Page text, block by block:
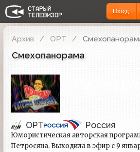
Вход
Архив ОРТ
Смехопанорама
ОРТ Россия
Юмористическая авторская
Петросяна. Выходила в эфир с 9